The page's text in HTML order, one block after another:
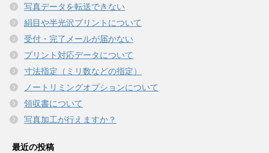
写真データを転送できない
絹目や半光沢プリントについて
受付・完了メールが届かない
プリント対応データについて
寸法指定（ミリ数などの指定）
ノートリミングオプションについて
領収書について
写真加工が行えますか？
最近の投稿